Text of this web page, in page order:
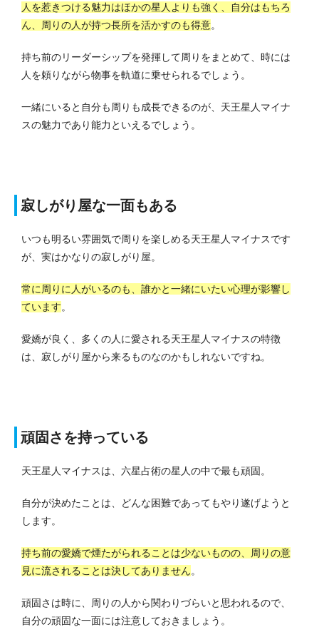
人を惹きつける魅力はほかの星人よりも強く、自分はもちろ
ん、周りの人が持つ長所を活かすのも得意。
持ち前のリーダーシップを発揮して周りをまとめて、時には
人を頼りながら物事を軌道に乗せられるでしょう。
一緒にいると自分も周りも成長できるのが、天王星人マイナ
スの魅力であり能力といえるでしょう。
寂しがり屋な一面もある
いつも明るい雰囲気で周りを楽しめる天王星人マイナスです
が、実はかなりの寂しがり屋。
常に周りに人がいるのも、誰かと一緒にいたい心理が影響し
ています。
愛嬌が良く、多くの人に愛される天王星人マイナスの特徴
は、寂しがり屋から来るものなのかもしれないですね。
頑固さを持っている
天王星人マイナスは、六星占術の星人の中で最も頑固。
自分が決めたことは、どんな困難であってもやり遂げようと
します。
持ち前の愛嬌で煙たがられることは少ないものの、周りの意
見に流されることは決してありません。
頑固さは時に、周りの人から関わりづらいと思われるので、
自分の頑固な一面には注意しておきましょう。